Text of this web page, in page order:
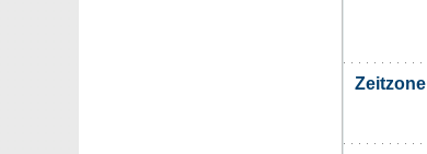
Zeitzone